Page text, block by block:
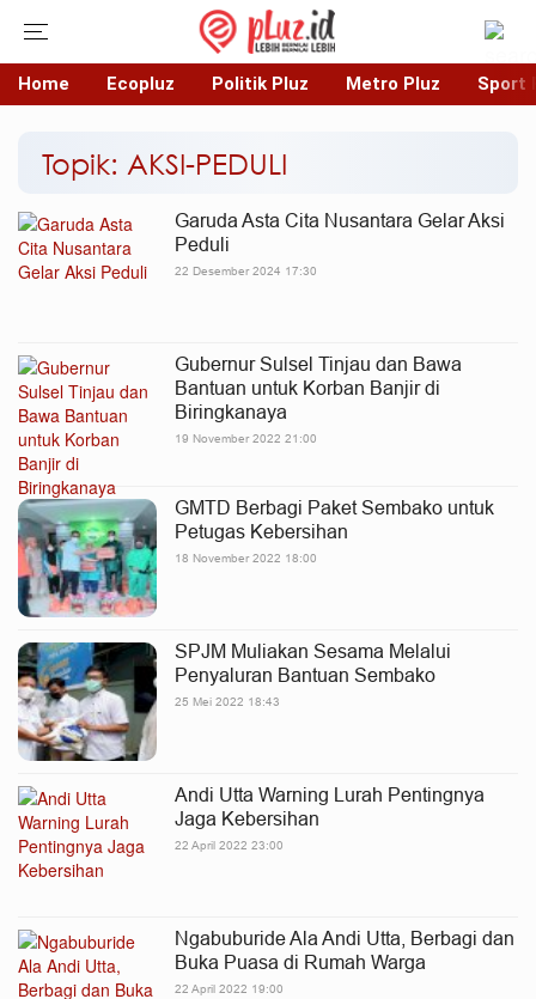
Home Ecopluz Politik Pluz Metro Pluz Sport
Topik: AKSI-PEDULI
Garuda Asta Cita Nusantara Gelar Aksi
Peduli
22 Desember 2024 17:30
Gubernur Sulsel Tinjau dan Bawa
Bantuan untuk Korban Banjir di
Biringkanaya
19 November 2022 21:00
GMTD Berbagi Paket Sembako untuk
Petugas Kebersihan
18 November 2022 18:00
SPJM Muliakan Sesama Melalui
Penyaluran Bantuan Sembako
25 Mei 2022 18:43
Andi Utta Warning Lurah Pentingnya
Jaga Kebersihan
22 April 2022 23:00
Ngabuburide Ala Andi Utta, Berbagi dan
Buka Puasa di Rumah Warga
22 April 2022 19:00